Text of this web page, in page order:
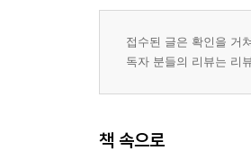
접수된 글은 확인을 거
독자 분들의 리뷰는 리
책 속으로